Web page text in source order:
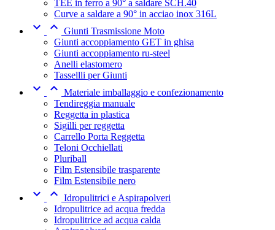
TEE in ferro a 90° a saldare SCH.40
Curve a saldare a 90° in acciao inox 316L
  Giunti Trasmissione Moto
Giunti accoppiamento GET in ghisa
Giunti accoppiamento ru-steel
Anelli elastomero
Tassellli per Giunti
  Materiale imballaggio e confezionamento
Tendireggia manuale
Reggetta in plastica
Sigilli per reggetta
Carrello Porta Reggetta
Teloni Occhiellati
Pluriball
Film Estensibile trasparente
Film Estensibile nero
  Idropulitrici e Aspirapolveri
Idropulitrice ad acqua fredda
Idropulitrice ad acqua calda